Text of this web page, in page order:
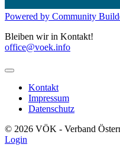
Powered by Community
Bleiben wir in Kontakt!
office@voek.info
Kontakt
Impressum
Datenschutz
© 2026 VÖK - Verband
Login